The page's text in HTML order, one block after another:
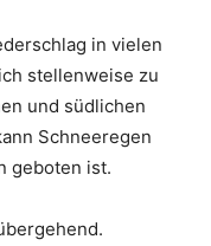
in vielen
stellenweise zu
und südlichen
Schneeregen
geboten ist.